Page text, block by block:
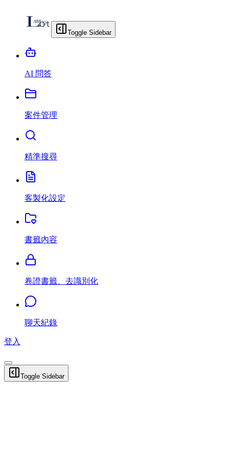
Toggle Sidebar
AI 問答
案件管理
精準搜尋
客製化設定
書籤內容
卷證書籤、去識別化
聊天紀錄
登入
Toggle Sidebar